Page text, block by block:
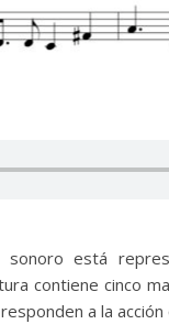
está
contiene cinco
a la